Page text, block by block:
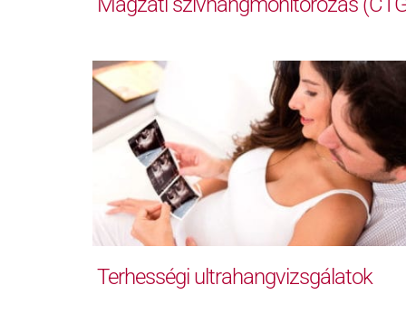
Terhességi ultrahangvizsgálatok